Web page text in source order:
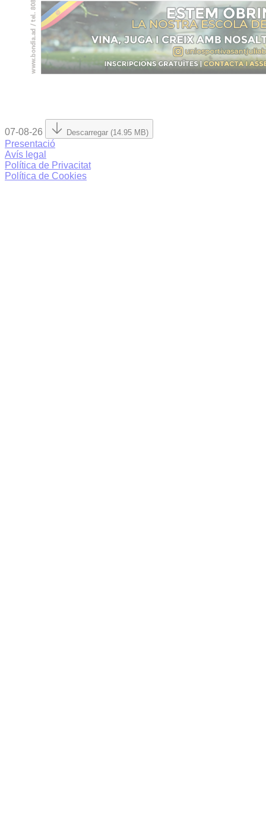
07-08-26 Descarregar (14.95 MB)
Presentació
Avís legal
Política de Privacitat
Política de Cookies